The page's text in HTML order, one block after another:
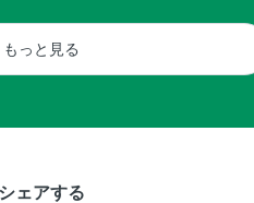
もっと見る
シェアする